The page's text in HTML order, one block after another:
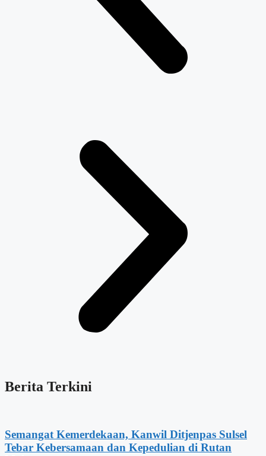
Berita Terkini
Semangat Kemerdekaan, Kanwil Ditjenpas Sulsel
Tebar Kebersamaan dan Kepedulian di Rutan